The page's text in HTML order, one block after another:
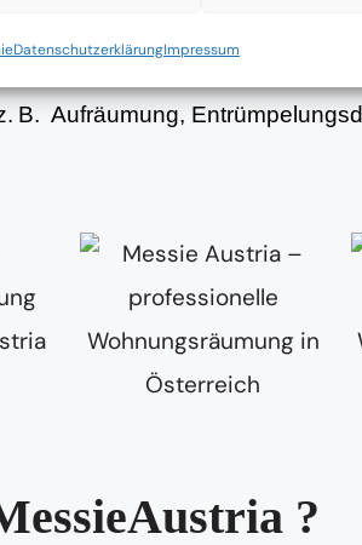
DatenschutzerklärungImpressum
der Wohnräume – auf
B. Aufräumung,
?